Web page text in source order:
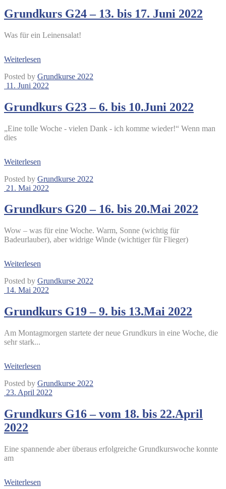
Grundkurs G24 – 13. bis 17. Juni 2022
Was für ein Leinensalat!
Weiterlesen
Posted by Grundkurse 2022
11. Juni 2022
Grundkurs G23 – 6. bis 10.Juni 2022
„Eine tolle Woche - vielen Dank - ich komme wieder!“ Wenn man
dies
Weiterlesen
Posted by Grundkurse 2022
21. Mai 2022
Grundkurs G20 – 16. bis 20.Mai 2022
Wow – was für eine Woche. Warm, Sonne (wichtig für
Badeurlauber), aber widrige Winde (wichtiger für Flieger)
Weiterlesen
Posted by Grundkurse 2022
14. Mai 2022
Grundkurs G19 – 9. bis 13.Mai 2022
Am Montagmorgen startete der neue Grundkurs in eine Woche, die
sehr stark...
Weiterlesen
Posted by Grundkurse 2022
23. April 2022
Grundkurs G16 – vom 18. bis 22.April
2022
Eine spannende aber überaus erfolgreiche Grundkurswoche konnte
am
Weiterlesen